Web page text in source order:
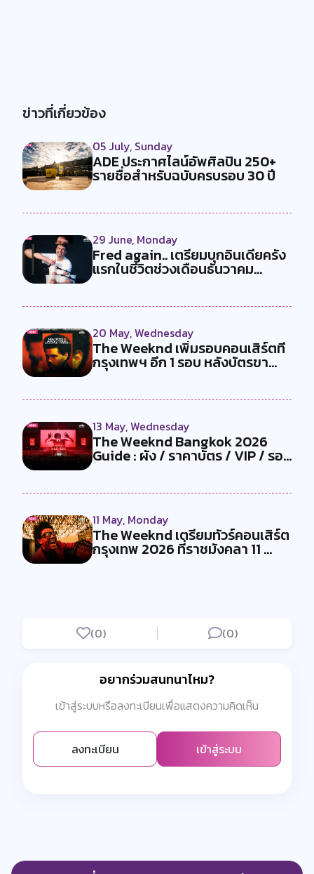
ข่าวที่เกี่ยวข้อง
05 July, Sunday
ADE ประกาศไลน์อัพศิลปิน 250+
รายชื่อสำหรับฉบับครบรอบ 30 ปี
29 June, Monday
Fred again.. เตรียมบุกอินเดียครั้ง
แรกในชีวิตช่วงเดือนธันวาคม...
20 May, Wednesday
The Weeknd เพิ่มรอบคอนเสิร์ตที่
กรุงเทพฯ อีก 1 รอบ หลังบัตรขา...
13 May, Wednesday
The Weeknd Bangkok 2026
Guide : ผัง / ราคาบัตร / VIP / รอบ
11 May, Monday
The Weeknd เตรียมทัวร์คอนเสิร์ต
กรุงเทพ 2026 ที่ราชมังคลา 11 ...
(0) (0)
อยากร่วมสนทนาไหม?
เข้าสู่ระบบหรือลงทะเบียนเพื่อแสดงความคิดเห็น
ลงทะเบียน เข้าสู่ระบบ